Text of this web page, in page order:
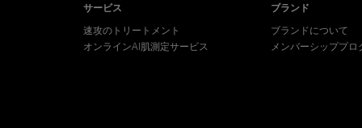
サービス
速攻のトリートメント
オンラインAI肌測定サービス
ブランド
ブランドについて
メンバーシッププロ